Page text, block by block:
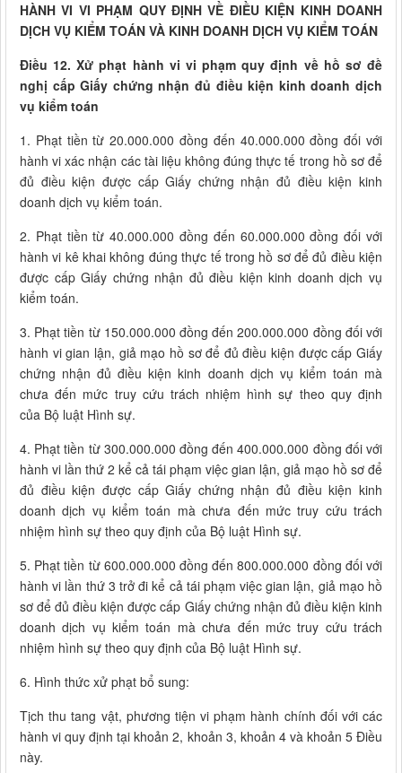
HÀNH VI VI PHẠM QUY ĐỊNH VỀ ĐIỀU KIỆN KINH DOANH
DỊCH VỤ KIỂM TOÁN VÀ KINH DOANH DỊCH VỤ KIỂM TOÁN
Điều 12. Xử phạt hành vi vi phạm quy định về hồ sơ đề
nghị cấp Giấy chứng nhận đủ điều kiện kinh doanh dịch
vụ kiểm toán
1. Phạt tiền từ 20.000.000 đồng đến 40.000.000 đồng đối với
hành vi xác nhận các tài liệu không đúng thực tế trong hồ sơ để
đủ điều kiện được cấp Giấy chứng nhận đủ điều kiện kinh
doanh dịch vụ kiểm toán.
2. Phạt tiền từ 40.000.000 đồng đến 60.000.000 đồng đối với
hành vi kê khai không đúng thực tế trong hồ sơ để đủ điều kiện
được cấp Giấy chứng nhận đủ điều kiện kinh doanh dịch vụ
kiểm toán.
3. Phạt tiền từ 150.000.000 đồng đến 200.000.000 đồng đối với
hành vi gian lận, giả mạo hồ sơ để đủ điều kiện được cấp Giấy
chứng nhận đủ điều kiện kinh doanh dịch vụ kiểm toán mà
chưa đến mức truy cứu trách nhiệm hình sự theo quy định
của Bộ luật Hình sự.
4. Phạt tiền từ 300.000.000 đồng đến 400.000.000 đồng đối với
hành vi lần thứ 2 kể cả tái phạm việc gian lận, giả mạo hồ sơ để
đủ điều kiện được cấp Giấy chứng nhận đủ điều kiện kinh
doanh dịch vụ kiểm toán mà chưa đến mức truy cứu trách
nhiệm hình sự theo quy định của Bộ luật Hình sự.
5. Phạt tiền từ 600.000.000 đồng đến 800.000.000 đồng đối với
hành vi lần thứ 3 trở đi kể cả tái phạm việc gian lận, giả mạo hồ
sơ để đủ điều kiện được cấp Giấy chứng nhận đủ điều kiện kinh
doanh dịch vụ kiểm toán mà chưa đến mức truy cứu trách
nhiệm hình sự theo quy định của Bộ luật Hình sự.
6. Hình thức xử phạt bổ sung:
Tịch thu tang vật, phương tiện vi phạm hành chính đối với các
hành vi quy định tại khoản 2, khoản 3, khoản 4 và khoản 5 Điều
này.